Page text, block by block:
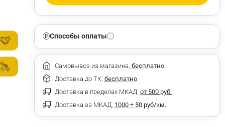
Способы оплаты
Самовывоз из магазина, бесплатно
Доставка до ТК, бесплатно
Доставка в пределах МКАД, от 500 руб.
Доставка за МКАД, 1000 + 50 руб/км.